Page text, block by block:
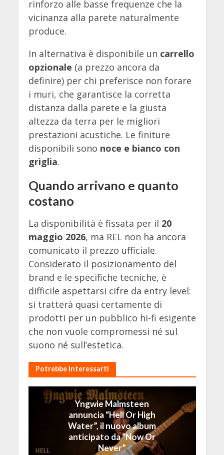
rinforzo alle basse frequenze che la
vicinanza alla parete naturalmente
produce.
In alternativa è disponibile un carrello
opzionale (a prezzo ancora da
definire) per chi preferisce non forare
i muri, che garantisce la corretta
distanza dalla parete e la giusta
altezza da terra per le migliori
prestazioni acustiche. Le finiture
disponibili sono noce e bianco con
griglia.
Quando arrivano e quanto
costano
La disponibilità è fissata per il 20
maggio 2026, ma REL non ha ancora
comunicato il prezzo ufficiale.
Considerato il posizionamento del
brand e le specifiche tecniche, è
difficile aspettarsi cifre da entry level:
si tratterà quasi certamente di
prodotti per un pubblico hi-fi esigente
che non vuole compromessi né sul
suono né sull’estetica.
Potrebbe Interessarti
Yngwie Malmsteen
annuncia “Hell Or High
Water”, il nuovo album
anticipato da “Now Or
Never”